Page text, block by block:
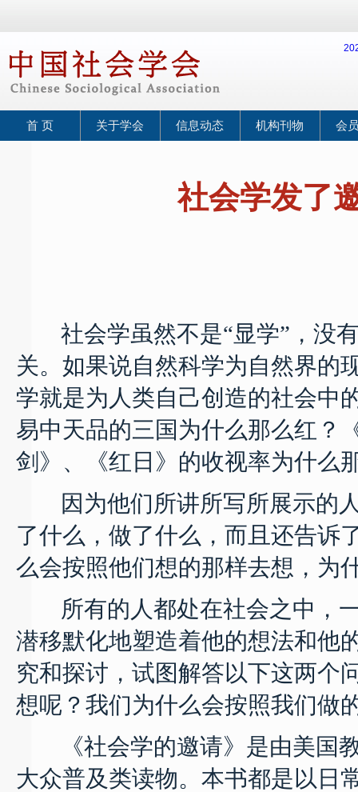
首 页 关于学会 信息动态 机构刊物 会
社会学发了
社会学虽然不是“显学”，没有
关。如果说自然科学为自然界的
学就是为人类自己创造的社会中
易中天品的三国为什么那么红？
剑》、《红日》的收视率为什么
因为他们所讲所写所展示的人
了什么，做了什么，而且还告诉
么会按照他们想的那样去想，为
所有的人都处在社会之中，一
潜移默化地塑造着他的想法和他
究和探讨，试图解答以下这两个
想呢？我们为什么会按照我们做
《社会学的邀请》是由美国教
大众普及类读物。本书都是以日